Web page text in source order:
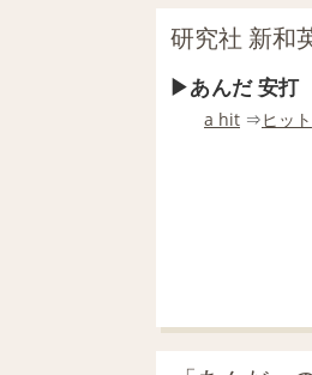
研究社 新和
あんだ 安打
a hit ⇒ヒット